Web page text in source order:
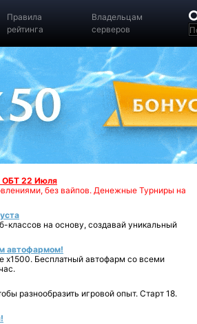
Правила
рейтинга
Владельцам
серверов
ОБТ 22 Июля
без вайпов. Денежные Турниры на
классов на основу, создавай уникальный
автофармом!
Бесплатный автофарм со всеми
разнообразить игровой опыт. Старт 18.